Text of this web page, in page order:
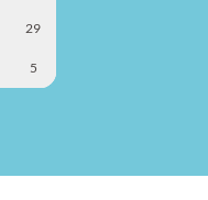
29
5